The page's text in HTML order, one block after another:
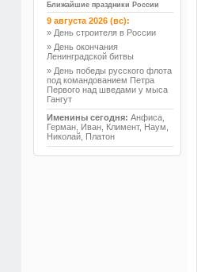
Ближайшие праздники России
9 августа 2026 (вс):
» День строителя в России
» День окончания
Ленинградской битвы
» День победы русского флота
под командованием Петра
Первого над шведами у мыса
Гангут
Именины сегодня: Анфиса,
Герман, Иван, Климент, Наум,
Николай, Платон